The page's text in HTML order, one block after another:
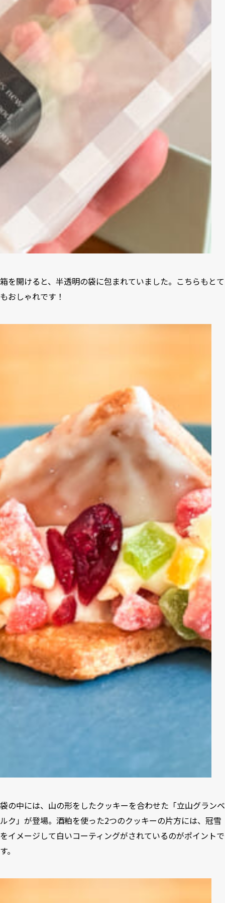
箱を開けると、半透明の袋に包まれていました。こちらもとて
もおしゃれです！
袋の中には、山の形をしたクッキーを合わせた「立山グランベ
ルク」が登場。酒粕を使った2つのクッキーの片方には、冠雪
をイメージして白いコーティングがされているのがポイントで
す。